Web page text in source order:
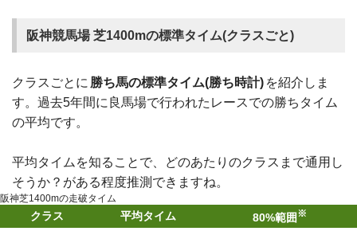
阪神競馬場 芝1400mの標準タイム(クラスごと)
クラスごとに 勝ち馬の標準タイム(勝ち時計) を紹介しま
す。過去5年間に良馬場で行われたレースでの勝ちタイム
の平均です。
平均タイムを知ることで、どのあたりのクラスまで通用し
そうか？がある程度推測できますね。
阪神芝1400mの走破タイム
クラス 平均タイム 80%範囲 ※